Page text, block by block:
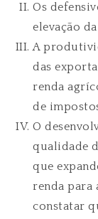
Os
elevação
A
das
renda
de
O
qualidade
que
renda para
constatar